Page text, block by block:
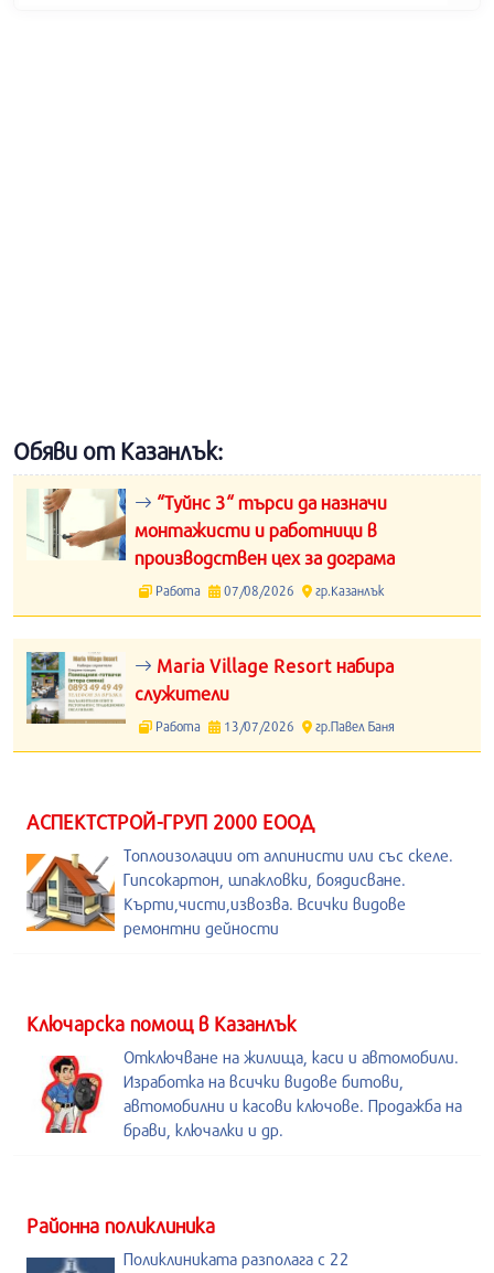
Обяви от Казанлък:
“Туйнс 3“ търси да назначи
монтажисти и работници в
производствен цех за дограма
Работа 07/08/2026 гр.Казанлък
Maria Village Resort набира
служители
Работа 13/07/2026 гр.Павел Баня
АСПЕКТСТРОЙ-ГРУП 2000 ЕООД
Топлоизолации от алпинисти или със скеле.
Гипсокартон, шпакловки, боядисване.
Кърти,чисти,извозва. Всички видове
ремонтни дейности
Kлючарска помощ в Казанлък
Отключване на жилища, каси и автомобили.
Изработка на всички видове битови,
автомобилни и касови ключове. Продажба на
брави, ключалки и др.
Районна поликлиника
Поликлиниката разполага с 22